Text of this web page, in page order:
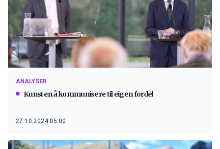
ANALYSER
Kunsten å kommunisere til eigen fordel
27.10.2024 05:00